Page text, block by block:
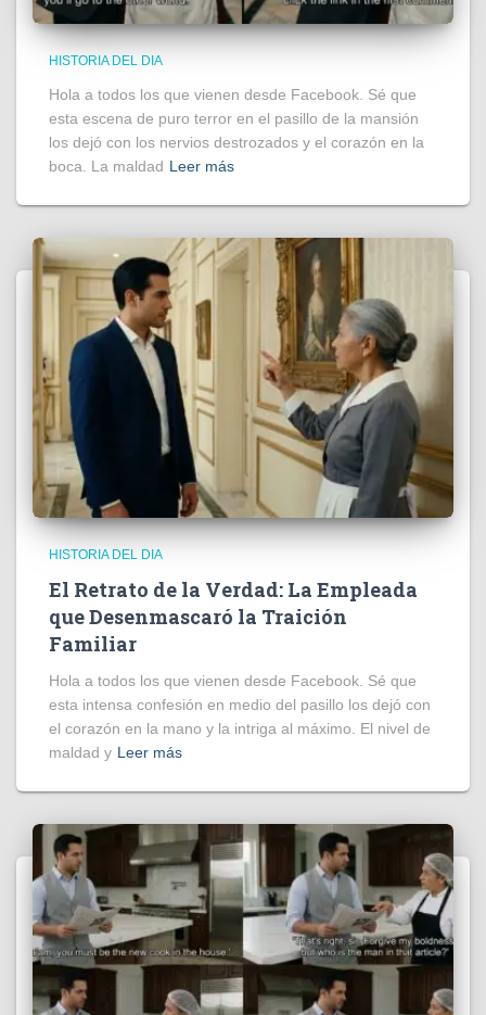
HISTORIA DEL DIA
Hola a todos los que vienen desde Facebook. Sé que
esta escena de puro terror en el pasillo de la mansión
los dejó con los nervios destrozados y el corazón en la
boca. La maldad Leer más
HISTORIA DEL DIA
El Retrato de la Verdad: La Empleada
que Desenmascaró la Traición
Familiar
Hola a todos los que vienen desde Facebook. Sé que
esta intensa confesión en medio del pasillo los dejó con
el corazón en la mano y la intriga al máximo. El nivel de
maldad y Leer más